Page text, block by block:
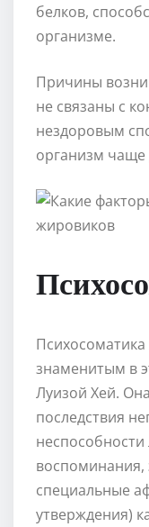
белков,
организме.
Причины
не связаны с
нездоровым
организм чаще
знаменитым в
Луизой Хей.
последствия
воспоминания,
специальные
утверждения)